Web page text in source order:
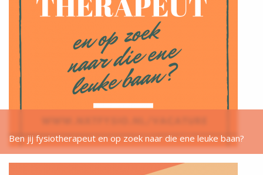
Ben jij fysiotherapeut en op zoek naar die ene leuke baan?